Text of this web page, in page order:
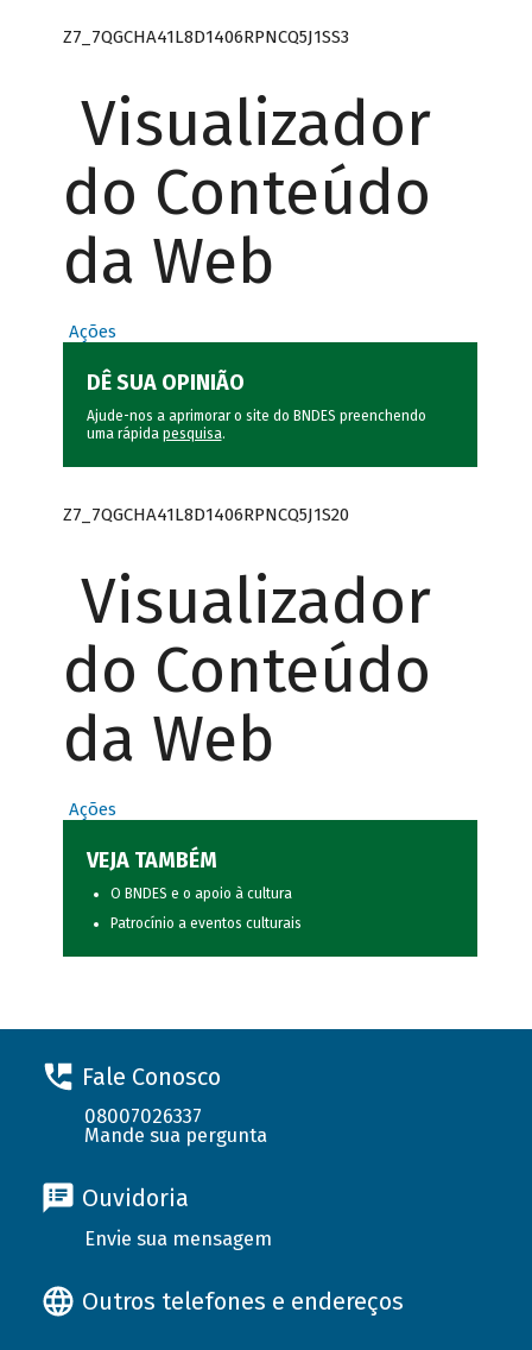
Z7_7QGCHA41L8D1406RPNCQ5J1SS3
Visualizador
do Conteúdo
da Web
Ações
DÊ SUA OPINIÃO
Ajude-nos a aprimorar o site do BNDES preenchendo
uma rápida pesquisa.
Z7_7QGCHA41L8D1406RPNCQ5J1S20
Visualizador
do Conteúdo
da Web
Ações
VEJA TAMBÉM
O BNDES e o apoio à cultura
Patrocínio a eventos culturais
Fale Conosco
08007026337
Mande sua pergunta
Ouvidoria
Envie sua mensagem
Outros telefones e endereços